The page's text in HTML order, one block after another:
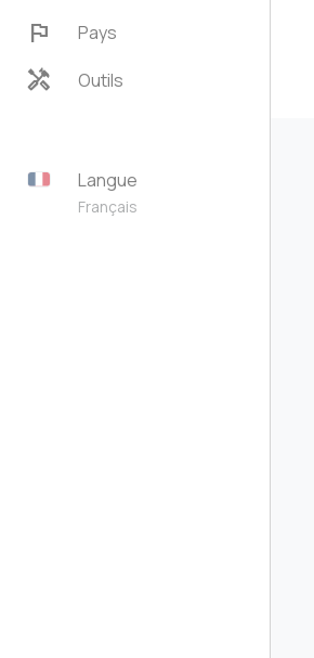
flag Pays
handyman Outils
Langue
Français